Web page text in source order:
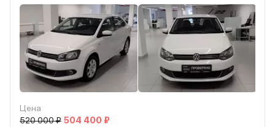
Цена
520 000 ₽ 504 400 ₽